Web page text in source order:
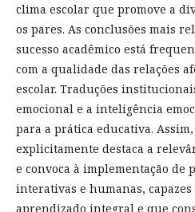
clima escolar que promove a
os pares. As conclusões mais
sucesso acadêmico está
com a qualidade das relações
escolar. Traduções
emocional e a inteligência
para a prática educativa.
explicitamente destaca a
e convoca à implementação de
interativas e humanas,
aprendizado integral e que